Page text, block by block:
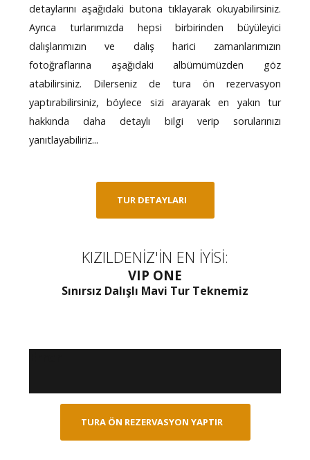
detaylarını aşağıdaki butona tıklayarak okuyabilirsiniz.
Ayrıca turlarımızda hepsi birbirinden büyüleyici
dalışlarımızın ve dalış harici zamanlarımızın
fotoğraflarına aşağıdaki albümümüzden göz
atabilirsiniz. Dilerseniz de tura ön rezervasyon
yaptırabilirsiniz, böylece sizi arayarak en yakın tur
hakkında daha detaylı bilgi verip sorularınızı
yanıtlayabiliriz...
TUR DETAYLARI
KIZILDENİZ'İN EN İYİSİ:
VIP ONE
Sınırsız Dalışlı Mavi Tur Teknemiz
TURA ÖN REZERVASYON YAPTIR